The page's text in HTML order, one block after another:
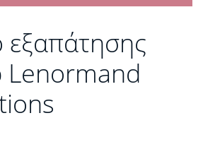
Lenormand